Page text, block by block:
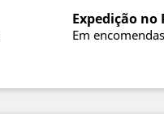
Expedição no
Em